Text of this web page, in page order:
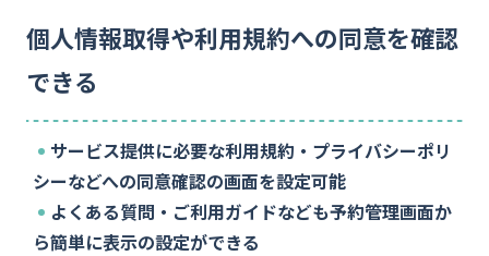
機能 導入事例
ご利用の流れ お役立ち情報
個人情報取得や利用規約への同意を確認
できる
サービス提供に必要な利用規約・プライバシーポリ
シーなどへの同意確認の画面を設定可能
よくある質問・ご利用ガイドなども予約管理画面か
ら簡単に表示の設定ができる